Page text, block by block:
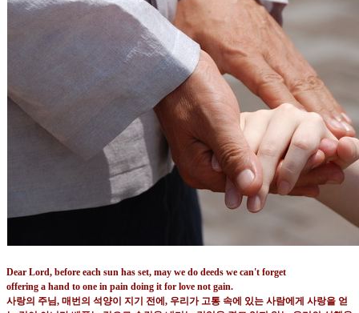
Dear Lord, before each sun has set, may we do deeds we can't forget
offering a hand to one in pain doing it for love not gain.
사랑의 주님, 매번의 석양이 지기 전에 , 우리가 고통 속에 있는 사람에게 사랑을 얻